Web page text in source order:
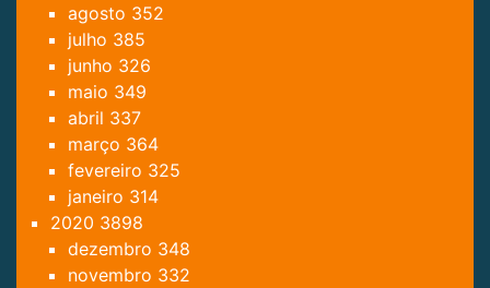
agosto 352
julho 385
junho 326
maio 349
abril 337
março 364
fevereiro 325
janeiro 314
2020 3898
dezembro 348
novembro 332